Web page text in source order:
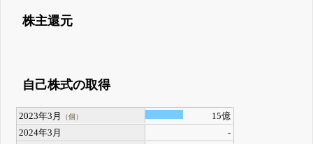
株主還元
自己株式の取得
2023年3月 （個）
15億
2024年3月
-